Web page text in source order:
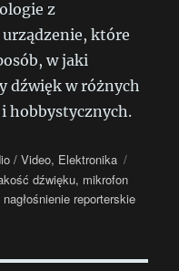
z
które
w jaki
dźwięk w różnych
hobbystycznych.
/ Video, Elektronika
dźwięku, mikrofon
nagłośnienie reporterskie